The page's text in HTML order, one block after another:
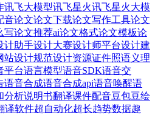
讯飞大模型讯飞星火讯飞星火大模
音论文论文下载论文写作工具论文
写论文推荐ai论文格式论文模板论
计助手设计大赛设计师平台设计建
站设计规范设计资源证件照语义理
平台语言模型语音SDK语音交
语音合成语音合成api语音唤醒语
分析说明书翻译课件配音豆包豆绘
译软件超自动化超长趋势数据趣